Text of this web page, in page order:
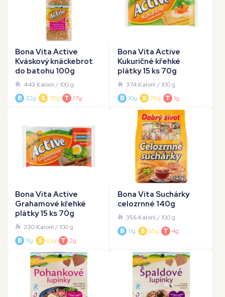
Bona Vita Active
Kváskový knäckebrot
do batohu 100g
443 Kalorií/ 100 g
B 32g S 35g T 17g
Bona Vita Active
Kukuričné křehké
plátky 15 ks 70g
374 Kalorií/ 100 g
B 10g S 79g T 1g
Bona Vita Active
Grahamové křehké
plátky 15 ks 70g
330 Kalorií/ 100 g
B 11g S 63g T 2g
Bona Vita Suchárky
celozrnné 140g
356 Kalorií/ 100 g
B 11g S 65g T 4g